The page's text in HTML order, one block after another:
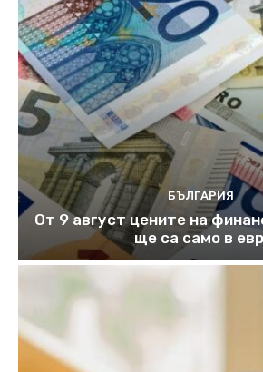
БЪЛГАРИЯ
От 9 август цените на
ще са само в